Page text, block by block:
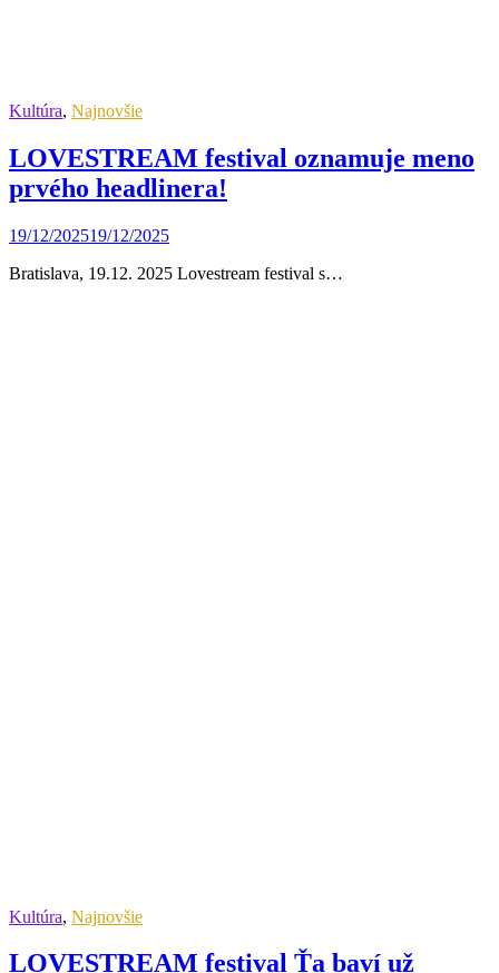
Kultúra, Najnovšie
LOVESTREAM festival oznamuje meno
prvého headlinera!
19/12/202519/12/2025
Bratislava, 19.12. 2025 Lovestream festival s…
Kultúra, Najnovšie
LOVESTREAM festival Ťa baví už